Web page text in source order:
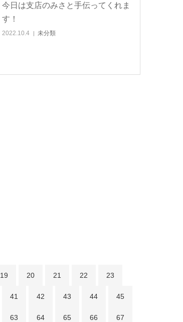
今日は支店のみさと手伝ってくれま
す！
2022.10.4 未分類
19 20 21 22 23
41 42 43 44 45
63 64 65 66 67